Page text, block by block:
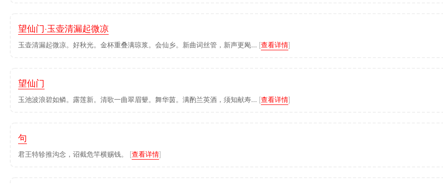
望仙门·玉壶清漏起微凉
玉壶清漏起微凉。好秋光。金杯重叠满琼浆。会仙乡。新曲词丝管，新声更飐... [查看详情]
望仙门
玉池波浪碧如鳞。露莲新。清歌一曲翠眉颦。舞华茵。满酌兰英酒，须知献寿... [查看详情]
句
君王特轸推沟念，诏截危竿横赐钱。 [查看详情]